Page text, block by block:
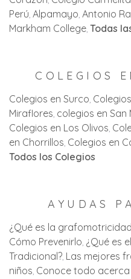
Perú Alpamayo Antonio
Markham College Todas
COLEGIOS
Colegios en Surco
Miraflores colegios en San
Colegios en Los Olivos
en Chorrillos Colegios en
Todos los Colegios
AYUDAS
¿Qué es la
Cómo Prevenirlo ¿Qué es
Tradicional? Las mejores
niños Conoce todo acerca